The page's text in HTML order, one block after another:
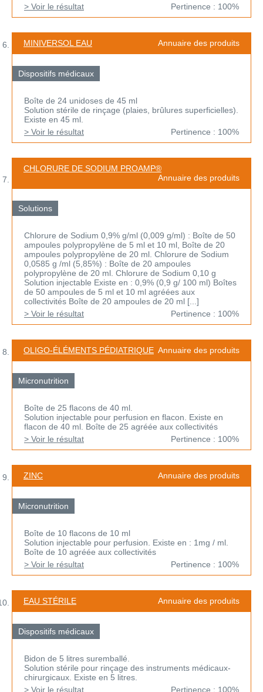
> Voir le résultat
Pertinence : 100%
MINIVERSOL EAU Annuaire des produits
Dispositifs médicaux
Boîte de 24 unidoses de 45 ml
Solution stérile de rinçage (plaies, brûlures superficielles).
Existe en 45 ml.
> Voir le résultat
Pertinence : 100%
CHLORURE DE SODIUM PROAMP®
Annuaire des produits
Solutions
Chlorure de Sodium 0,9% g/ml (0,009 g/ml) : Boîte de 50
ampoules polypropylène de 5 ml et 10 ml, Boîte de 20
ampoules polypropylène de 20 ml. Chlorure de Sodium
0,0585 g /ml (5,85%) : Boîte de 20 ampoules
polypropylène de 20 ml. Chlorure de Sodium 0,10 g
Solution injectable Existe en : 0,9% (0,9 g/ 100 ml) Boîtes
de 50 ampoules de 5 ml et 10 ml agréées aux
collectivités Boîte de 20 ampoules de 20 ml [...]
> Voir le résultat
Pertinence : 100%
OLIGO-ÉLÉMENTS PÉDIATRIQUE Annuaire des produits
Micronutrition
Boîte de 25 flacons de 40 ml.
Solution injectable pour perfusion en flacon. Existe en
flacon de 40 ml. Boîte de 25 agréée aux collectivités
> Voir le résultat
Pertinence : 100%
ZINC Annuaire des produits
Micronutrition
Boîte de 10 flacons de 10 ml
Solution injectable pour perfusion. Existe en : 1mg / ml.
Boîte de 10 agréée aux collectivités
> Voir le résultat
Pertinence : 100%
EAU STÉRILE Annuaire des produits
Dispositifs médicaux
Bidon de 5 litres suremballé.
Solution stérile pour rinçage des instruments médicaux-
chirurgicaux. Existe en 5 litres.
> Voir le résultat
Pertinence : 100%